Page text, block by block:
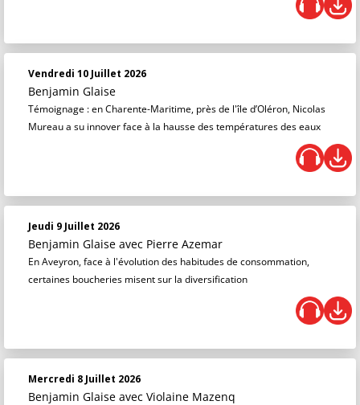
Vendredi 10 Juillet 2026
Benjamin Glaise
Témoignage : en Charente-Maritime, près de l'île d’Oléron, Nicolas
Mureau a su innover face à la hausse des températures des eaux
Jeudi 9 Juillet 2026
Benjamin Glaise avec Pierre Azemar
En Aveyron, face à l'évolution des habitudes de consommation,
certaines boucheries misent sur la diversification
Mercredi 8 Juillet 2026
Benjamin Glaise avec Violaine Mazenq